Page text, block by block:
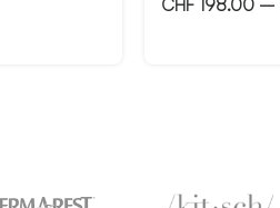
CHF198.00 –